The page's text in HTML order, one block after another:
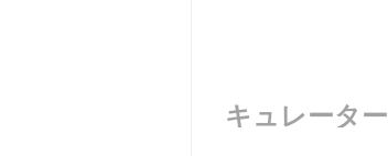
キュレーター